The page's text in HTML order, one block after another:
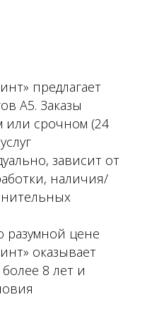
предлагает
А5. Заказы
срочном (24
зависит от
наличия/
разумной цене
оказывает
8 лет и